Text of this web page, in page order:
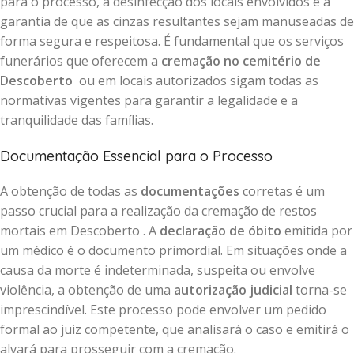
garantia de que as cinzas resultantes sejam manuseadas de
forma segura e respeitosa. É fundamental que os serviços
funerários que oferecem a cremação no cemitério de
Descoberto ou em locais autorizados sigam todas as
normativas vigentes para garantir a legalidade e a
tranquilidade das famílias.
Documentação Essencial para o Processo
A obtenção de todas as documentações corretas é um
passo crucial para a realização da cremação de restos
mortais em Descoberto . A declaração de óbito emitida por
um médico é o documento primordial. Em situações onde a
causa da morte é indeterminada, suspeita ou envolve
violência, a obtenção de uma autorização judicial torna-se
imprescindível. Este processo pode envolver um pedido
formal ao juiz competente, que analisará o caso e emitirá o
alvará para prosseguir com a cremação.